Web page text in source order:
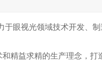
视光领域技术开发、制
益求精的生产理念，打